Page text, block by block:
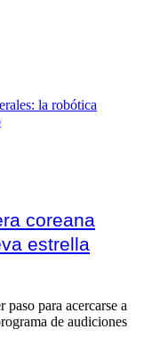
coreana
estrella
para acercarse a
de audiciones